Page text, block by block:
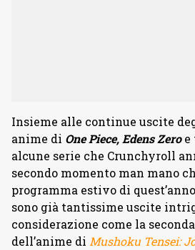
Insieme alle continue uscite
anime di One Piece, Edens Zeroe
alcune serie che Crunchyroll
secondo momento man mano
programma estivo di
sono già tantissime uscite
considerazione come la
dell’anime di Mushoku Tensei: